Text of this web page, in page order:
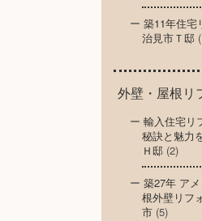
築11年住
治見市Ｔ邸
外壁・屋根リ
輸入住宅リ
秘訣と魅力
Ｈ邸 (2)
築27年 ア
根外壁リフ
市 (5)